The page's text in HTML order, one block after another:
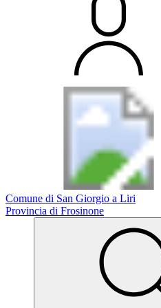
Comune di San Giorgio a Liri
Provincia di Frosinone